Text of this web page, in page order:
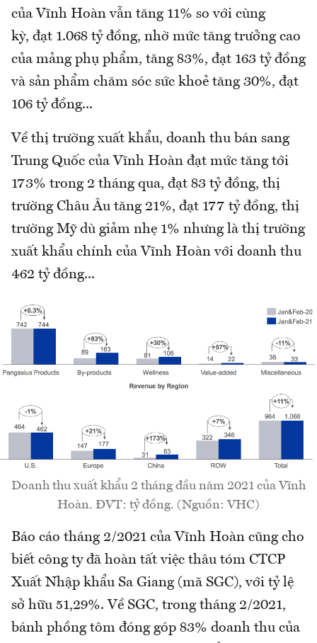
của Vĩnh Hoàn vẫn tăng 11% so với cùng
kỳ, đạt 1.068 tỷ đồng, nhờ mức tăng trưởng cao
của mảng phụ phẩm, tăng 83%, đạt 163 tỷ đồng
và sản phẩm chăm sóc sức khoẻ tăng 30%, đạt
106 tỷ đồng...
Về thị trường xuất khẩu, doanh thu bán sang
Trung Quốc của Vĩnh Hoàn đạt mức tăng tới
173% trong 2 tháng qua, đạt 83 tỷ đồng, thị
trường Châu Âu tăng 21%, đạt 177 tỷ đồng, thị
trường Mỹ dù giảm nhẹ 1% nhưng là thị trường
xuất khẩu chính của Vĩnh Hoàn với doanh thu
462 tỷ đồng...
Doanh thu xuất khẩu 2 tháng đầu năm 2021 của Vĩnh
Hoàn. ĐVT: tỷ đồng. (Nguồn: VHC)
Báo cáo tháng 2/2021 của Vĩnh Hoàn cũng cho
biết công ty đã hoàn tất việc thâu tóm CTCP
Xuất Nhập khẩu Sa Giang (mã SGC), với tỷ lệ
sở hữu 51,29%. Về SGC, trong tháng 2/2021,
bánh phồng tôm đóng góp 83% doanh thu của